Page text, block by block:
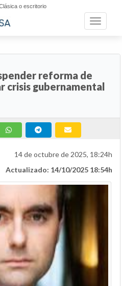
o escritorio
Toggle
reforma de
crisis gubernamental
14 de octubre de 2025, 18:24h
Actualizado: 14/10/2025 18:54h